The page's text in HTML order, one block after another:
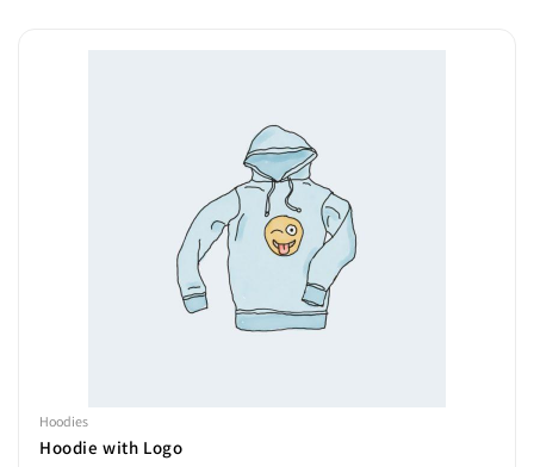
Hoodies
Hoodie with Logo